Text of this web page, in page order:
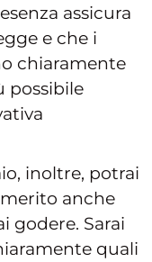
assicura
e che i
chiaramente
possibile
inoltre, potrai
anche
godere. Sarai
quali